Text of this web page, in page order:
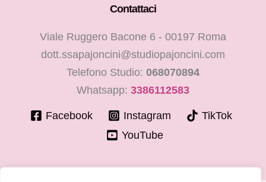
Contattaci
Viale Ruggero Bacone 6 - 00197 Roma
dott.ssapajoncini@studiopajoncini.com
Telefono Studio: 068070894
Whatsapp: 3386112583
Facebook Instagram
TikTok
YouTube